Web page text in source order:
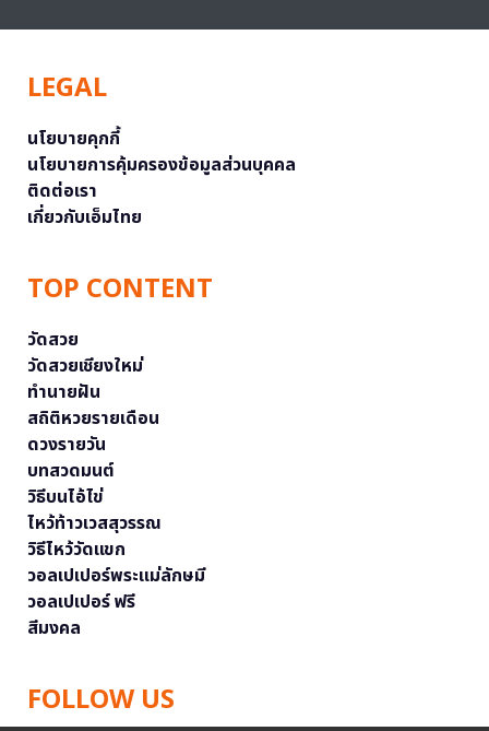
LEGAL
นโยบายคุกกี้
นโยบายการคุ้มครองข้อมูลส่วนบุคคล
ติดต่อเรา
เกี่ยวกับเอ็มไทย
TOP CONTENT
วัดสวย
วัดสวยเชียงใหม่
ทำนายฝัน
สถิติหวยรายเดือน
ดวงรายวัน
บทสวดมนต์
วิธีบนไอ้ไข่
ไหว้ท้าวเวสสุวรรณ
วิธีไหว้วัดแขก
วอลเปเปอร์พระแม่ลักษมี
วอลเปเปอร์ ฟรี
สีมงคล
FOLLOW US